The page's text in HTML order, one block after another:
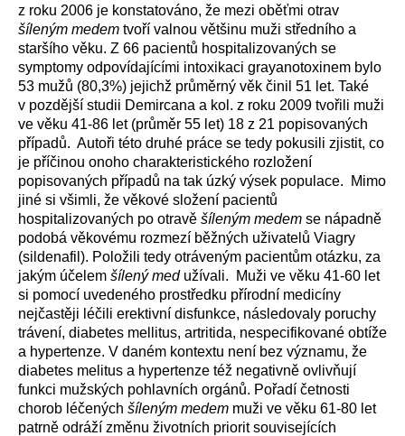
z roku 2006 je konstatováno, že mezi oběťmi otrav
šíleným medem tvoří valnou většinu muži středního a
staršího věku. Z 66 pacientů hospitalizovaných se
symptomy odpovídajícími intoxikaci grayanotoxinem bylo
53 mužů (80,3%) jejichž průměrný věk činil 51 let. Také
v pozdější studii Demircana a kol. z roku 2009 tvořili muži
ve věku 41-86 let (průměr 55 let) 18 z 21 popisovaných
případů. Autoři této druhé práce se tedy pokusili zjistit, co
je příčinou onoho charakteristického rozložení
popisovaných případů na tak úzký výsek populace. Mimo
jiné si všimli, že věkové složení pacientů
hospitalizovaných po otravě šíleným medem se nápadně
podobá věkovému rozmezí běžných uživatelů Viagry
(sildenafil). Položili tedy otráveným pacientům otázku, za
jakým účelem šílený medužívali. Muži ve věku 41-60 let
si pomocí uvedeného prostředku přírodní medicíny
nejčastěji léčili erektivní disfunkce, následovaly poruchy
trávení, diabetes mellitus, artritida, nespecifikované obtíže
a hypertenze. V daném kontextu není bez významu, že
diabetes melitus a hypertenze též negativně ovlivňují
funkci mužských pohlavních orgánů. Pořadí četnosti
chorob léčených šíleným medem muži ve věku 61-80 let
patrně odráží změnu životních priorit souvisejících